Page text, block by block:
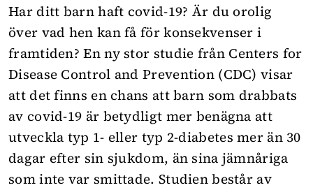
Har ditt barn haft covid-19? Är du orolig
över vad hen kan få för konsekvenser i
framtiden? En ny stor studie från Centers for
Disease Control and Prevention (CDC) visar
att det finns en chans att barn som drabbats
av covid-19 är betydligt mer benägna att
utveckla typ 1- eller typ 2-diabetes mer än 30
dagar efter sin sjukdom, än sina jämnåriga
som inte var smittade. Studien består av